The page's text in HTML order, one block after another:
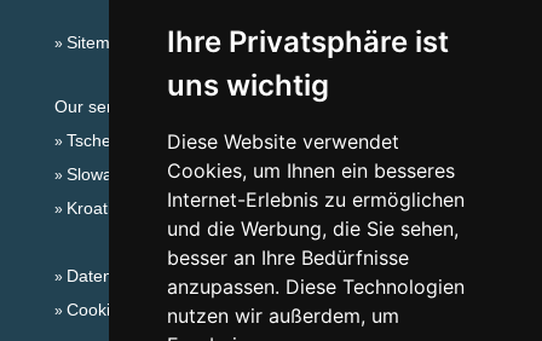
Ihre Privatsphäre ist
uns wichtig
Diese Website verwendet
Cookies, um Ihnen ein besseres
Internet-Erlebnis zu ermöglichen
und die Werbung, die Sie sehen,
besser an Ihre Bedürfnisse
anzupassen. Diese Technologien
nutzen wir außerdem, um
Sitemap
Our servers:
Tschechische Gebirge
Slowakische Gebirge
Kroatien
Datenschutz
Cookies